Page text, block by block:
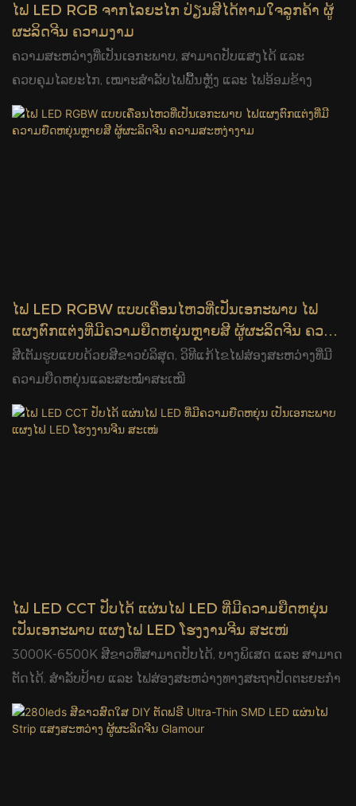
ໄຟ LED RGB ຈາກໄລຍະໄກ ປ່ຽນສີໄດ້ຕາມໃຈລູກຄ້າ ຜູ້
ຜະລິດຈີນ ຄວາມງາມ
ຄວາມສະຫວ່າງທີ່ເປັນເອກະພາບ, ສາມາດປັບແສງໄດ້ ແລະ
ຄວບຄຸມໄລຍະໄກ, ເໝາະສຳລັບໄຟພື້ນຫຼັງ ແລະ ໄຟອ້ອມຂ້າງ
ໄຟ LED RGBW ແບບເຄື່ອນໄຫວທີ່ເປັນເອກະພາບ ໄຟ
ແຜງຕົກແຕ່ງທີ່ມີຄວາມຍືດຫຍຸ່ນຫຼາຍສີ ຜູ້ຜະລິດຈີນ ຄວາມ
ສະຫງ່າງາມ
ສີເຕັມຮູບແບບດ້ວຍສີຂາວບໍລິສຸດ, ວິທີແກ້ໄຂໄຟສ່ອງສະຫວ່າງທີ່ມີ
ຄວາມຍືດຫຍຸ່ນແລະສະໝໍ່າສະເໝີ
ໄຟ LED CCT ປັບໄດ້ ແຜ່ນໄຟ LED ທີ່ມີຄວາມຍືດຫຍຸ່ນ
ເປັນເອກະພາບ ແຜງໄຟ LED ໂຮງງານຈີນ ສະເໜ່
3000K-6500K ສີຂາວທີ່ສາມາດປັບໄດ້, ບາງພິເສດ ແລະ ສາມາດ
ຕັດໄດ້, ສຳລັບປ້າຍ ແລະ ໄຟສ່ອງສະຫວ່າງທາງສະຖາປັດຕະຍະກຳ